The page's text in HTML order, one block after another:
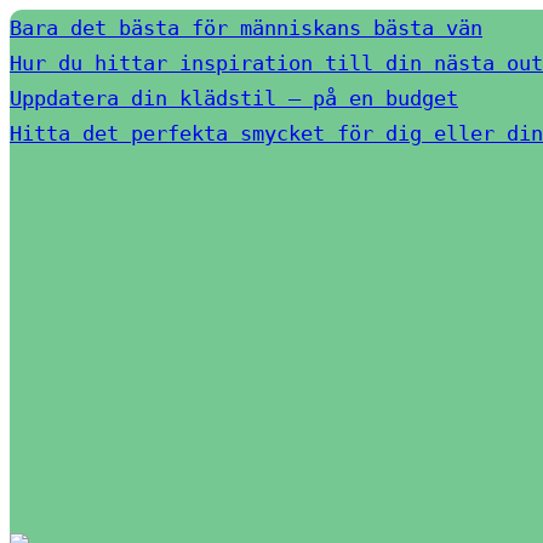
Bara det bästa för människans bästa vän
Hur du hittar inspiration till din nästa
Uppdatera din klädstil – på en budget
Hitta det perfekta smycket för dig eller din